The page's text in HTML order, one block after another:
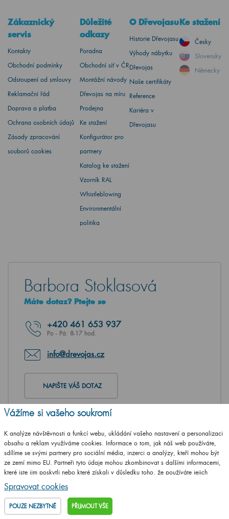
Zákaznický
servis
Kontakty
Obchodní podmínky
Odstoupení od smlouvy
Reklamační řád
Doprava a platba
Ochrana osobních údajů
Zásady zpracování
souborů cookies
Důležité
odkazy
Poradna
Obchodní síť v ČR
Montážní návody
Dřevojas na míru
Prodejna
Ke stažení
Konfigurátor pro
partnery
Katalog ke stažení
Vzorník RAL
Whistleblowing
Environmentální
politika
O Dřevojasu
Historie Dřevojasu
Výhody nábytku
Dřevojas
Naše certifikáty
Reference
Kariéra v
Dřevojasu
Ke stažení
Česky
Slovensky
Německy
Barbora Stoklasová
Máte dotaz? Ptejte se
+420 461 653 937
Po - Pá: 8-17 hod.
info@drevojas.cz
NAPIŠTE VÁŠ DOTAZ
Vážíme si vašeho soukromí
K analýze návštěvnosti a funkcí webu, ukládání vašeho nastavení a personalizaci
obsahu a reklam využíváme cookies. Informace o tom, jak náš web používáte,
sdílíme se svými partnery pro sociální média, inzerci a analýzy, kteří mohou být
ze zemí mimo EU. Partneři tyto údaje mohou zkombinovat s dalšími informacemi,
které jste jim poskytli nebo které získali v důsledku toho, že používáte jejich
služby.
Podrobné informace
Spravovat cookies
POUZE NEZBYTNÉ PŘIJMOUT VŠE